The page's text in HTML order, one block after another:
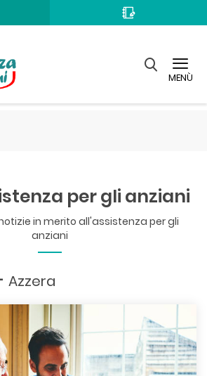
MENÙ
per gli anziani
in merito all'assistenza per gli
anziani
Azzera